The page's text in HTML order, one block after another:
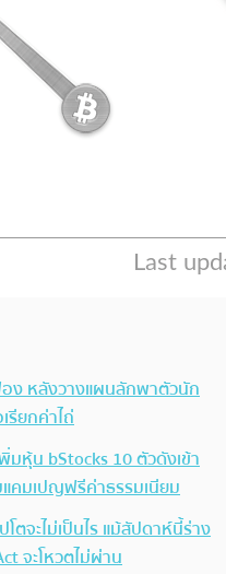
ง หลังวางแผนลักพาตัวนัก
รียกค่าไถ่
มหุ้น bStocks 10 ตัวดังเข้า
คมเปญฟรีค่าธรรมเนียม
ตจะไม่เป็นไร แม้สัปดาห์นี้ร่าง
จะโหวตไม่ผ่าน